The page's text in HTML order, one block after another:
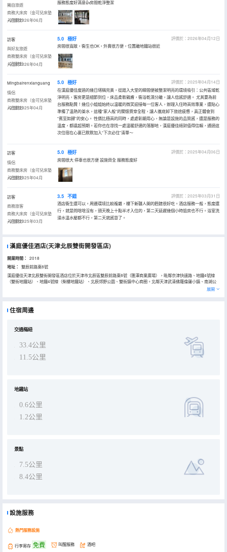
獨自旅遊
商務大床房（金可兒床墊
+記憶枕）
入住於2026年06月
服務態度好滿意👍房間乾淨整潔
訪客
與好友旅遊
商務雙床房（金可兒床墊
+記憶枕）
入住於2026年04月
5.0 極好
評價於：2026年04月12日
房間很寬敞，衞生也OK，外賣很方便，位置離地鐵站很近
Mingbairenxianguang
情侶
商務雙床房（金可兒床墊
+記憶枕）
入住於2025年04月
5.0 極好
評價於：2025年04月14日
在漢庭優佳度過的幾日堪稱完美，從踏入大堂的瞬間便被整潔明亮的環境吸引：公共區域乾
淨明亮，客房更是細節到位，床品柔軟親膚，衞浴乾濕分離，讓人倍感舒適。 尤其要為前
台服務點贊！幾位小姐姐始終以温暖的微笑迎接每一位客人，辦理入住時高效專業，還貼心
準備了温熱的茶水，這種“家人般”的關懷貫穿全程，讓人徹底卸下旅途疲憊，真正體會到
“賓至如歸”的安心。 性價比極高的同時，處處彰顯用心，無論是設施的品質感，還是服務的
温度，都遠超預期。若你也在尋找一處温暖舒適的落腳地，漢庭優佳絕對值得信賴，通過這
次住宿在心裏已默默加入“下次必住”清單～
訪客
情侶
商務雙床房（金可兒床墊
+記憶枕）
入住於2025年04月
5.0 極好
評價於：2025年04月06日
房間很大 停車也很方便 設施齊全 服務態度好
訪客
商務旅客
商務大床房（金可兒床墊
+記憶枕）
入住於2025年03月
3.5 不錯
評價於：2025年03月31日
酒店衞生還可以。周邊環境比較複雜，樓下新疆人開的麪館很好吃。酒店服務一般，態度還
行，就是問啥啥沒有，頭天晚上十點半才入住的，第二天延遲幾個小時退房也不行。浴室洗
澡水温水壓都不行，第二天就感冒了。
漢庭優佳酒店(天津北辰雙街開發區店)
開業時間： 2018
地址：
雙辰前路東8號
漢庭優佳天津北辰雙街開發區酒店位於天津市北辰區雙辰前路東8號（匯澤商業廣場），毗鄰京津快速路、地鐵4號線
（雙街地鐵站）、地鐵4號線（柴樓地鐵站）、北辰郊野公園、雙街鎮中心商圈。北鄰天津武清佛羅倫薩小鎮、南湖公
園僅15分鐘車程，南鄰信譽樓商場僅10分鐘車程；西鄰雙街古街、龍順度假莊園僅10分鐘車程；東鄰天津北辰開發區
適安靜的全新入住體驗。
展開
住宿周邊
交通樞紐
33.4公里
11.5公里
地鐵站
0.6公里
1.2公里
景點
7.5公里
8.4公里
設施服務
熱門服務設施
行李寄存 免費 叫醒服務 酒吧